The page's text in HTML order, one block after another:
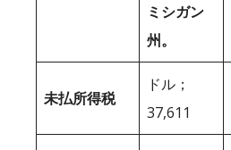
ミシガン
州。
未払所得税
ドル；
37,611